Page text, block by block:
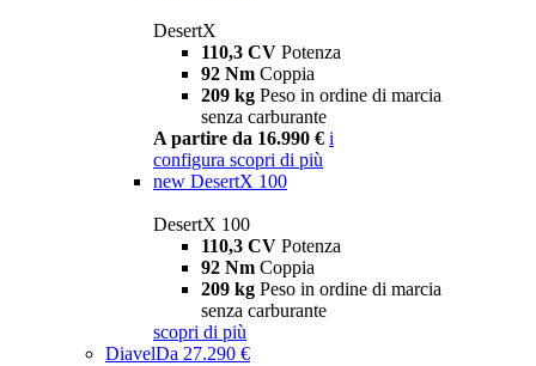
DesertX
110,3 CV Potenza
92 Nm Coppia
209 kg Peso in ordine di marcia
senza carburante
A partire da 16.990 € i
configura scopri di più
new DesertX 100
DesertX 100
110,3 CV Potenza
92 Nm Coppia
209 kg Peso in ordine di marcia
senza carburante
scopri di più
DiavelDa 27.290 €